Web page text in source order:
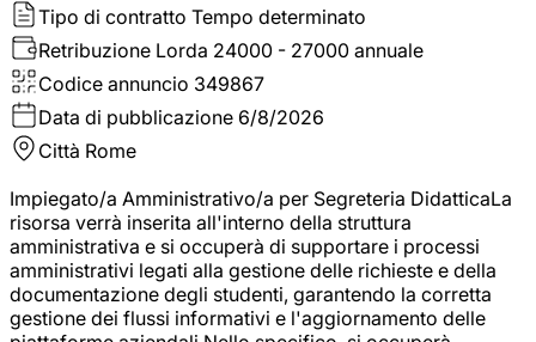
Tipo di contratto Tempo determinato
Retribuzione Lorda 24000 - 27000 annuale
Codice annuncio 349867
Data di pubblicazione 6/8/2026
Città Rome
Impiegato/a Amministrativo/a per Segreteria DidatticaLa
risorsa verrà inserita all'interno della struttura
amministrativa e si occuperà di supportare i processi
amministrativi legati alla gestione delle richieste e della
documentazione degli studenti, garantendo la corretta
gestione dei flussi informativi e l'aggiornamento delle